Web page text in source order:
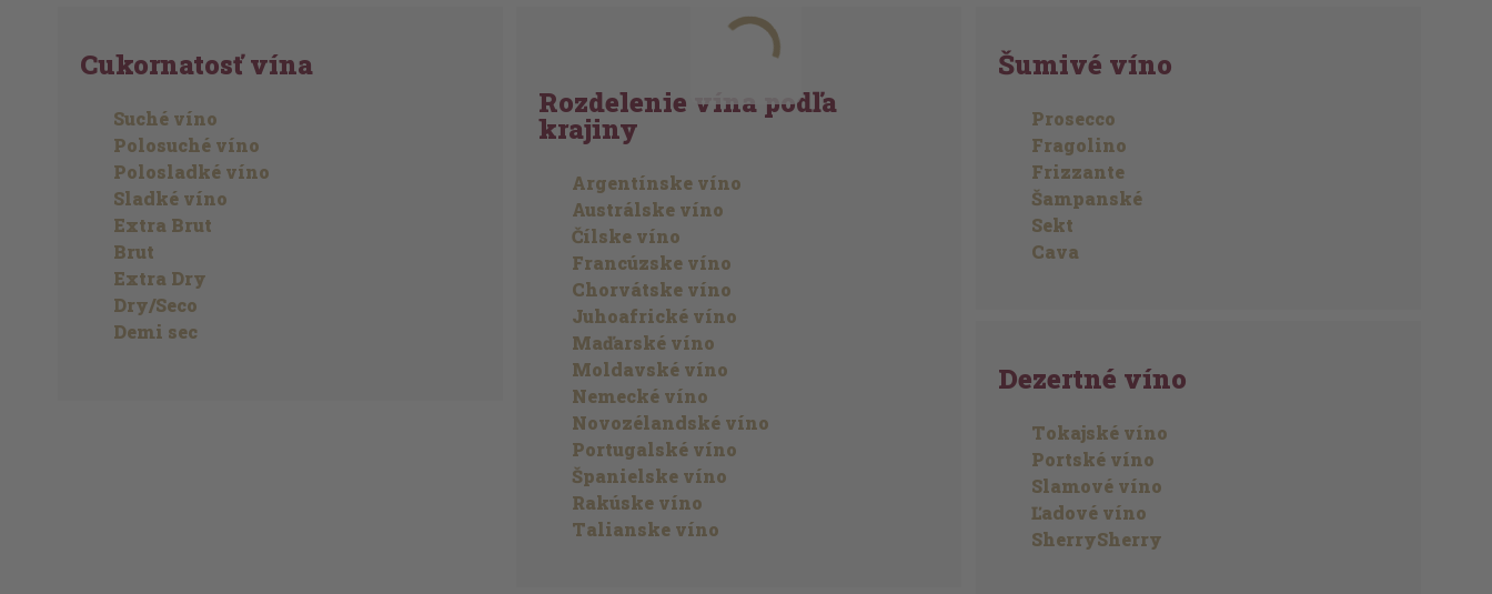
Cukornatosť vína
Suché víno
Polosuché víno
Polosladké víno
Sladké víno
Extra Brut
Brut
Extra Dry
Dry/Seco
Demi sec
Rozdelenie vína podľa
krajiny
Argentínske víno
Austrálske víno
Čílske víno
Francúzske víno
Chorvátske víno
Juhoafrické víno
Maďarské víno
Moldavské víno
Nemecké víno
Novozélandské víno
Portugalské víno
Španielske víno
Rakúske víno
Talianske víno
Šumivé víno
Prosecco
Fragolino
Frizzante
Šampanské
Sekt
Cava
Dezertné víno
Tokajské víno
Portské víno
Slamové víno
Ľadové víno
SherrySherry